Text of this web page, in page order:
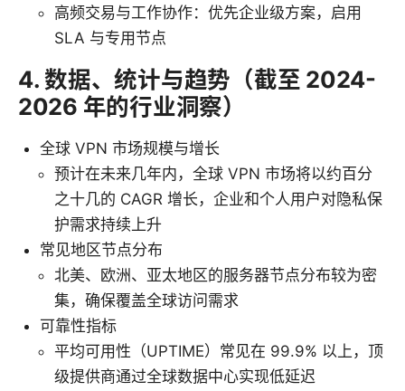
高频交易与工作协作：优先企业级方案，启用
SLA 与专用节点
4. 数据、统计与趋势（截至 2024-
2026 年的行业洞察）
全球 VPN 市场规模与增长
预计在未来几年内，全球 VPN 市场将以约百分
之十几的 CAGR 增长，企业和个人用户对隐私保
护需求持续上升
常见地区节点分布
北美、欧洲、亚太地区的服务器节点分布较为密
集，确保覆盖全球访问需求
可靠性指标
平均可用性（UPTIME）常见在 99.9% 以上，顶
级提供商通过全球数据中心实现低延迟